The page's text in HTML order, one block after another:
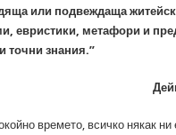
или подвеждаща
евристики, метафори и
точни знания.”
времето, всичко някак